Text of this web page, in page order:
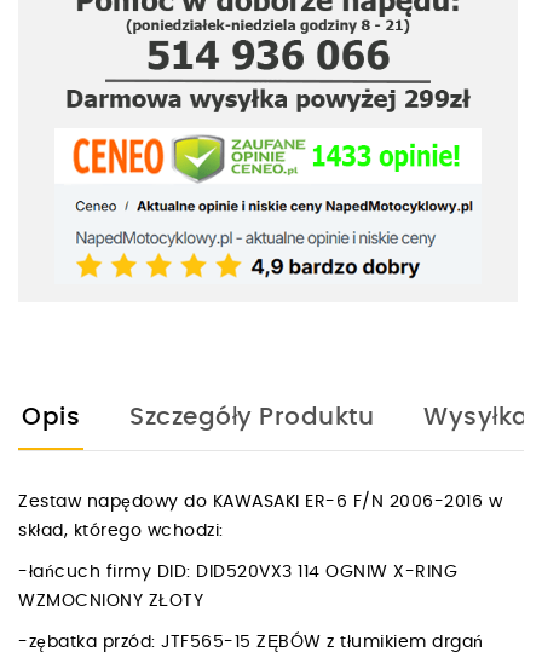
Opis Szczegóły Produktu Wysyłka
Zestaw napędowy do KAWASAKI ER-6 F/N 2006-2016 w
skład, którego wchodzi:
-łańcuch firmy DID: DID520VX3 114 OGNIW X-RING
WZMOCNIONY ZŁOTY
-zębatka przód: JTF565-15 ZĘBÓW z tłumikiem drgań